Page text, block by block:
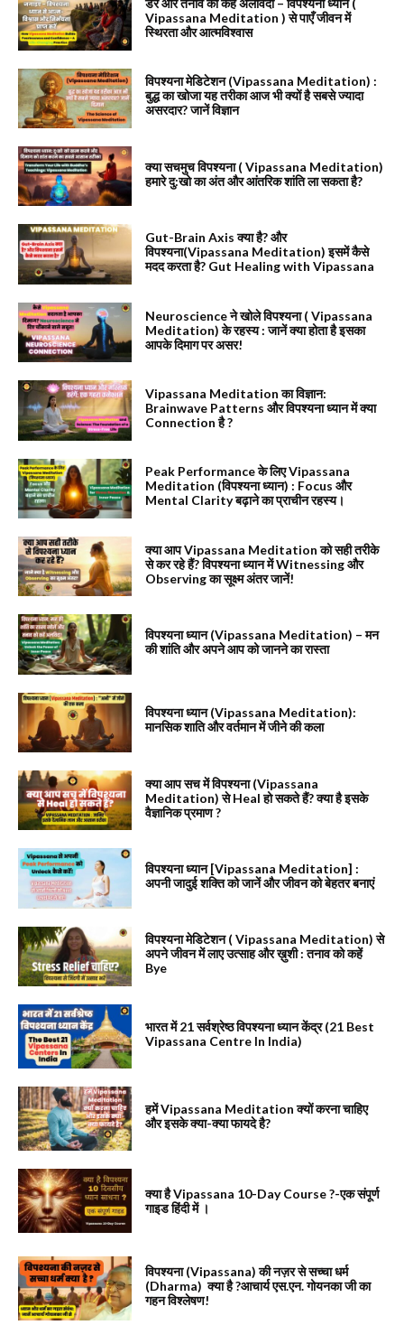
डर और तनाव को कहें अलविदा – विपश्यना ध्यान (
Vipassana Meditation ) से पाएँ जीवन में
स्थिरता और आत्मविश्वास
विपश्यना मेडिटेशन (Vipassana Meditation) :
बुद्ध का खोजा यह तरीका आज भी क्यों है सबसे ज्यादा
असरदार? जानें विज्ञान
क्या सचमुच विपश्यना ( Vipassana Meditation)
हमारे दु:खो का अंत और आंतरिक शांति ला सकता है?
Gut-Brain Axis क्या है? और
विपश्यना(Vipassana Meditation) इसमें कैसे
मदद करता है? Gut Healing with Vipassana
Neuroscience ने खोले विपश्यना ( Vipassana
Meditation) के रहस्य : जानें क्या होता है इसका
आपके दिमाग पर असर!
Vipassana Meditation का विज्ञान:
Brainwave Patterns और विपश्यना ध्यान में क्या
Connection है ?
Peak Performance के लिए Vipassana
Meditation (विपश्यना ध्यान) : Focus और
Mental Clarity बढ़ाने का प्राचीन रहस्य।
क्या आप Vipassana Meditation को सही तरीके
से कर रहे हैं? विपश्यना ध्यान में Witnessing और
Observing का सूक्ष्म अंतर जानें!
विपश्यना ध्यान (Vipassana Meditation) – मन
की शांति और अपने आप को जानने का रास्ता
विपश्यना ध्यान (Vipassana Meditation):
मानसिक शाति और वर्तमान में जीने की कला
क्या आप सच में विपश्यना (Vipassana
Meditation) से Heal हो सकते हैं? क्या है इसके
वैज्ञानिक प्रमाण ?
विपश्यना ध्यान [Vipassana Meditation] :
अपनी जादुई शक्ति को जानें और जीवन को बेहतर बनाएं
विपश्यना मेडिटेशन ( Vipassana Meditation) से
अपने जीवन में लाए उत्साह और ख़ुशी : तनाव को कहें
Bye
भारत में 21 सर्वश्रेष्ठ विपश्यना ध्यान केंद्र (21 Best
Vipassana Centre In India)
हमें Vipassana Meditation क्यों करना चाहिए
और इसके क्या-क्या फायदे है?
क्या है Vipassana 10-Day Course ?-एक संपूर्ण
गाइड हिंदी में ।
विपश्यना (Vipassana) की नज़र से सच्चा धर्म
(Dharma) क्या है ?आचार्य एस.एन. गोयनका जी का
गहन विश्लेषण!